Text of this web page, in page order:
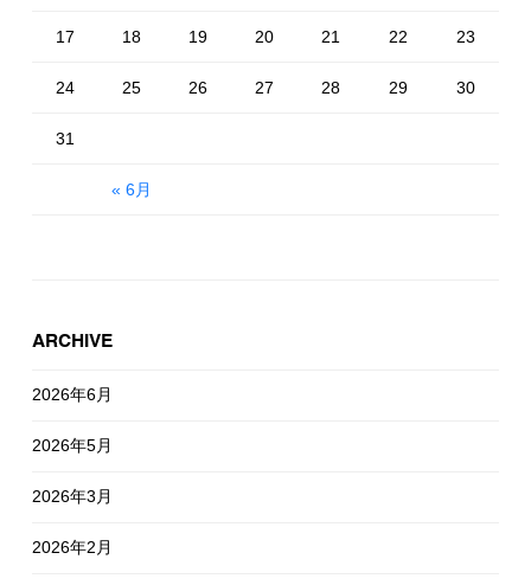
« 6月
17 18 19 20 21 22 23
24 25 26 27 28 29 30
31
ARCHIVE
2026年6月
2026年5月
2026年3月
2026年2月